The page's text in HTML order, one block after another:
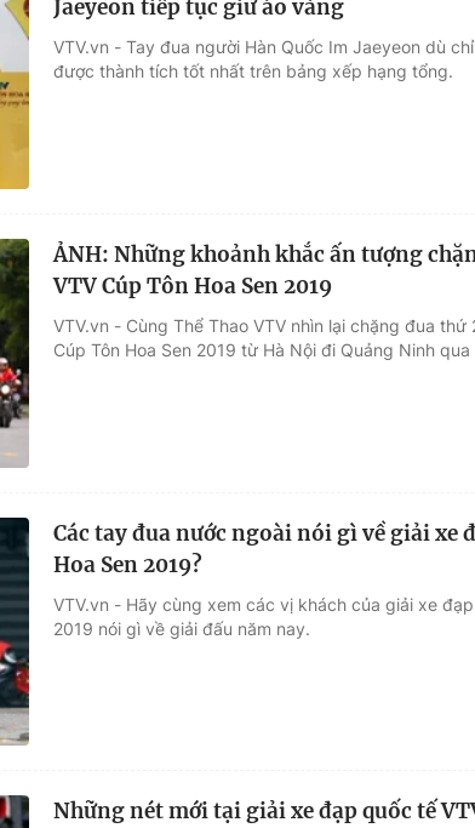
Jaeyeon tiếp tục giữ áo vàng
VTV.vn - Tay đua người Hàn Quốc Im Jaeyeon dù
được thành tích tốt nhất trên bảng xếp hạng tổng.
ẢNH: Những khoảnh khắc ấn tượng
VTV Cúp Tôn Hoa Sen 2019
VTV.vn - Cùng Thể Thao VTV nhìn lại chặng đua
Cúp Tôn Hoa Sen 2019 từ Hà Nội đi Quảng Ninh
Các tay đua nước ngoài nói gì về giải xe
Hoa Sen 2019?
VTV.vn - Hãy cùng xem các vị khách của giải xe
2019 nói gì về giải đấu năm nay.
Những nét mới tại giải xe đạp quốc tế